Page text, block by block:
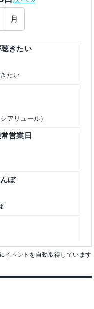
月
きたい
たい
アリュール）
営業日
ぼ
ソーラン節、踊ろ
イズ】
Metaverse Soran
イベントを自動取得しています